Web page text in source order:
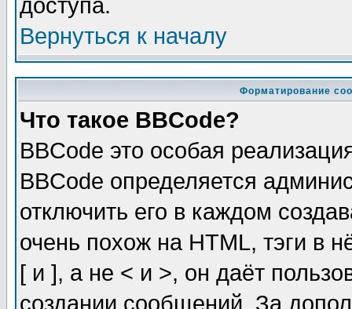
доступа.
Вернуться к началу
Форматирование
Что такое BBCode?
BBCode это особая
BBCode определяется
отключить его в каждом
очень похож на HTML, тэги в
[ и ], а не < и >, он даёт
создании сообщений. За